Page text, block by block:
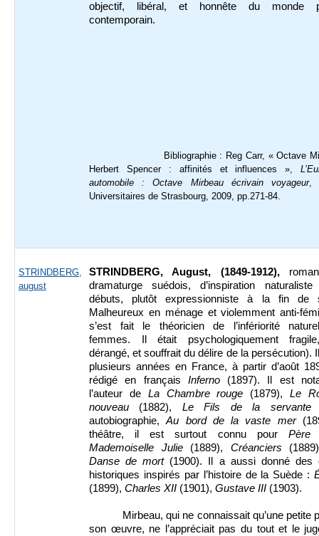
objectif, libéral, et honnête du monde
contemporain.
Bibliographie : Reg Carr, « Octave
Herbert Spencer : affinités et influences »,
automobile : Octave Mirbeau écrivain voyageur,
Universitaires de Strasbourg, 2009, pp.271-84.
STRINDBERG,
august
STRINDBERG, August, (1849-1912),
dramaturge suédois, d’inspiration
débuts, plutôt expressionniste à la fin de
Malheureux en ménage et violemment anti-
s’est fait le théoricien de l’infériorité
femmes. Il était psychologiquement
dérangé, et souffrait du délire de la persécution).
plusieurs années en France, à partir d’août
rédigé en français Inferno(1897). Il est
l’auteur de La Chambre rouge (1879),Le
nouveau (1882), Le Fils de la servante
autobiographie,Au bord de la vaste mer
théâtre, il est surtout connu pour Père
Mademoiselle Julie(1889), Créanciers
Danse de mort(1900). Il a aussi donné des
historiques inspirés par l’histoire de la Suède :
(1899), Charles XII (1901), Gustave III (1903).
Mirbeau, qui ne connaissait qu’une petite
son œuvre, ne l’appréciait pas du tout et le